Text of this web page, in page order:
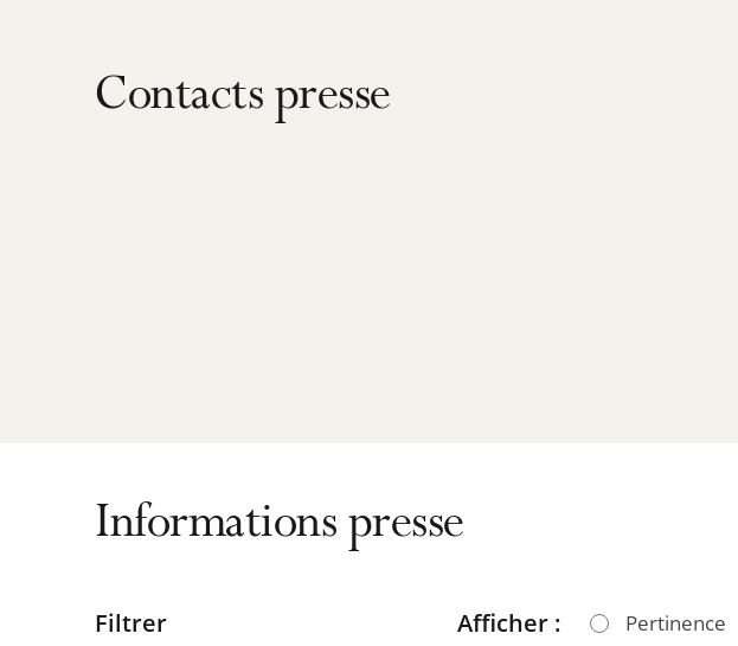
Contacts presse
Informations presse
Passer
Filtrer Afficher : Pertinence